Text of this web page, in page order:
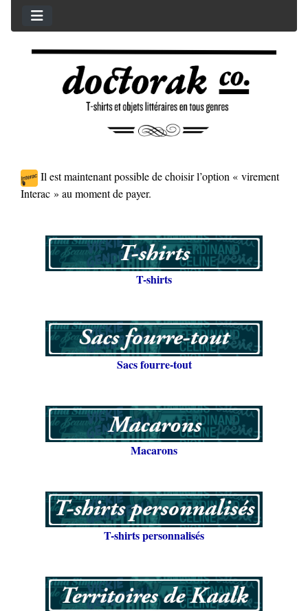
Il est maintenant possible de choisir l’option « virement
Interac » au moment de payer.
T-shirts
Sacs fourre-tout
Macarons
T-shirts personnalisés